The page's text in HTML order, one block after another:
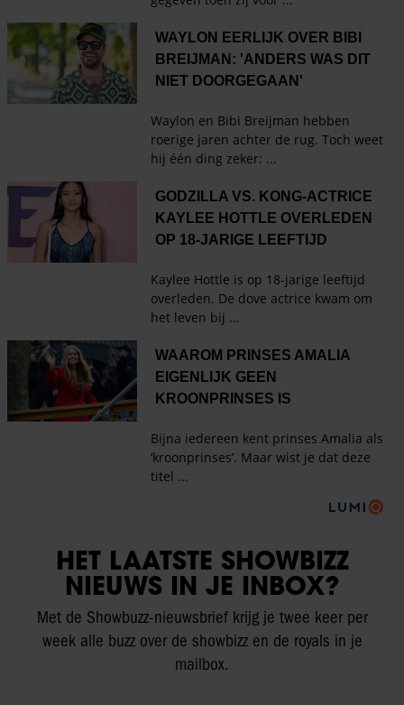
HET LAATSTE SHOWBIZZ
NIEUWS IN JE INBOX?
Met de Showbuzz-nieuwsbrief krijg je twee keer per
week alle buzz over de showbizz en de royals in je
mailbox.